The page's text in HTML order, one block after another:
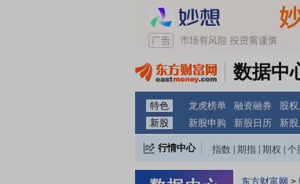
数据中
特色 龙虎榜单 融资融券 股
新股
新股申购 新股日历 新
行情中心 指数 期指 期权 个
东方财富网 >